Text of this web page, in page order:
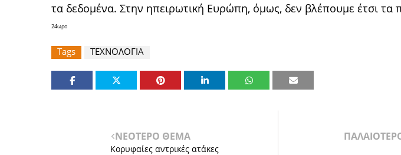
τα δεδομένα. Στην ηπειρωτική Ευρώπη, όμως, δεν βλέπουμε έτσι τα
24ωρο
Tags ΤΕΧΝΟΛΟΓΙΑ
ΝΕΟΤΕΡΟ ΘΕΜΑ
Κορυφαίες αντρικές ατάκες